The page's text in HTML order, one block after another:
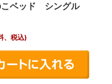
こベッド シングル
、税込)